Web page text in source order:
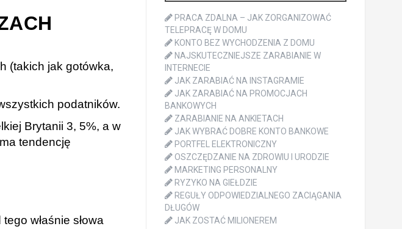
(takich jak gotówka,
podatników.
Brytanii 3, 5%, a w
tendencję
tego właśnie słowa
PRACA ZDALNA – JAK ZORGANIZOWAĆ
TELEPRACĘ W DOMU
KONTO BEZ WYCHODZENIA Z DOMU
NAJSKUTECZNIEJSZE ZARABIANIE W
INTERNECIE
JAK ZARABIAĆ NA INSTAGRAMIE
JAK ZARABIAĆ NA PROMOCJACH
BANKOWYCH
ZARABIANIE NA ANKIETACH
JAK WYBRAĆ DOBRE KONTO BANKOWE
PORTFEL ELEKTRONICZNY
OSZCZĘDZANIE NA ZDROWIU I URODZIE
MARKETING PERSONALNY
RYZYKO NA GIEŁDZIE
REGUŁY ODPOWIEDZIALNEGO ZACIĄGANIA
DŁUGÓW
JAK ZOSTAĆ MILIONEREM